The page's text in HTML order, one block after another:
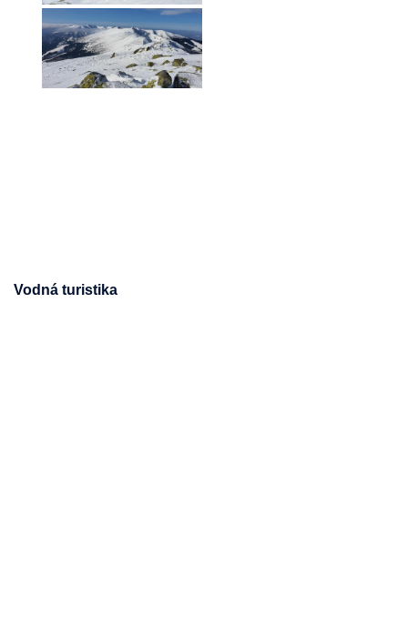
Vodná turistika